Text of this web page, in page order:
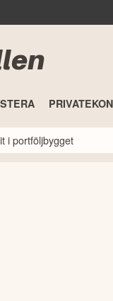
i portföljbygget